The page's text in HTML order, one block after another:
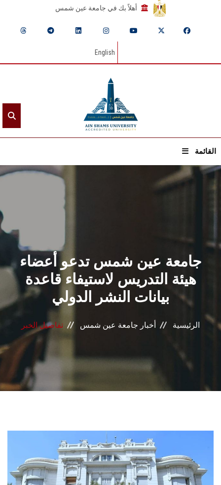
أهلاً بك في جامعة عين شمس
English
القائمة
الرئيسيـة
القطاعـات
الشئون الأكاديمية
البحث العلمي
المراكز والوحدات
الأنظمة الذكية
هيئة التدريس
جامعة عين شمس تدعو أعضاء
هيئة التدريس لاستيفاء قاعدة
بيانات النشر الدولي
الرئيسية أخبار جامعة عين شمس تفاصيل الخبر